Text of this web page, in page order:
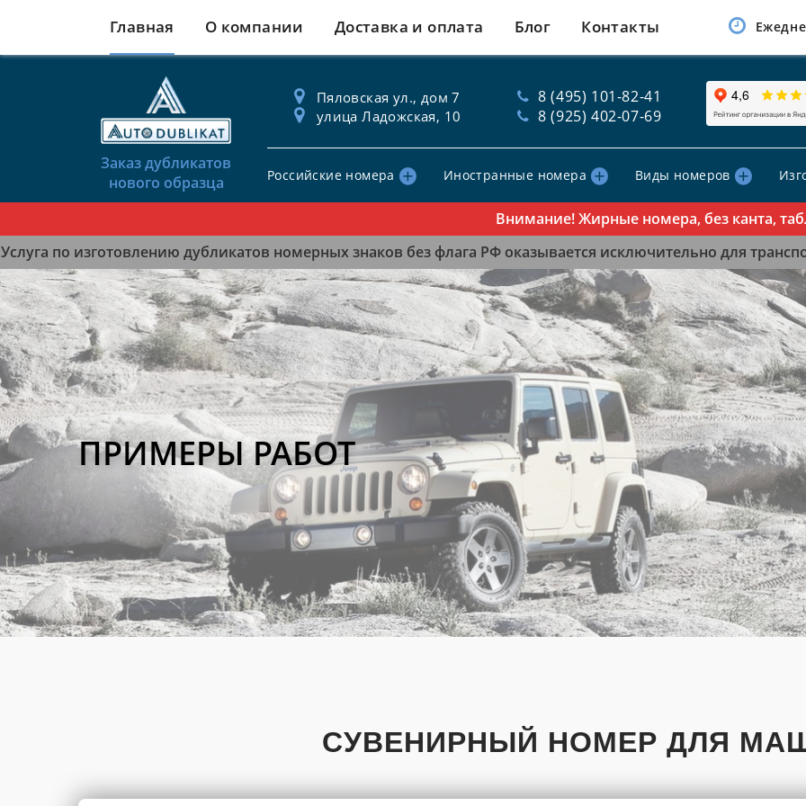
Главная О компании Доставка и оплата Блог Контакты
Заказ дубликатов
нового образца
Пяловская ул., дом 7
улица Ладожская, 10
8 (495) 101-82-41
8 (925) 402-07-69
Российские номера Иностранные номера Виды номеров
Внимание! Жирные номера, без канта,
Услуга по изготовлению дубликатов номерных знаков без флага РФ оказывается исключительно для
ПРИМЕРЫ РАБОТ
СУВЕНИРНЫЙ НОМЕР ДЛЯ